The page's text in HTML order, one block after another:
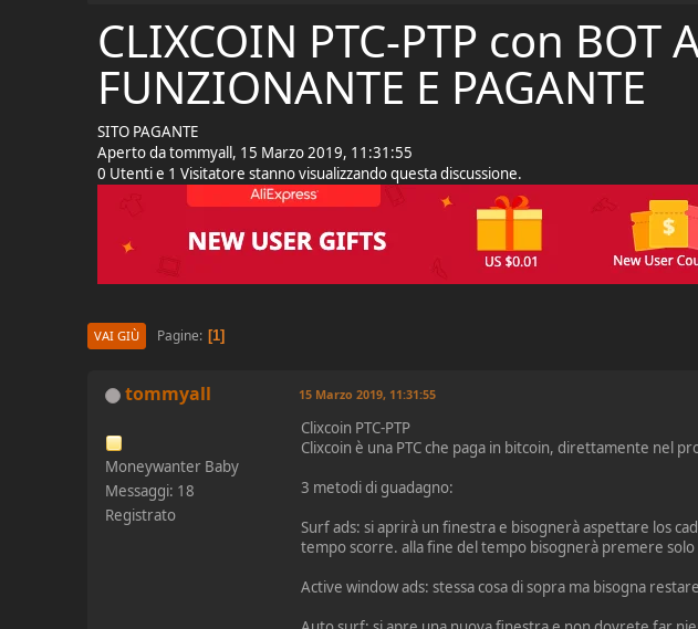
CLIXCOIN PTC-PTP con BOT
FUNZIONANTE E PAGANTE
SITO PAGANTE
Aperto da tommyall, 15 Marzo 2019, 11:31:55
0 Utenti e 1 Visitatore stanno visualizzando questa discussione.
VAI GIÙ Pagine 1
tommyall
Moneywanter Baby
Messaggi: 18
Registrato
15 Marzo 2019, 11:31:55
Clixcoin PTC-PTP
Clixcoin è una PTC che paga in bitcoin, direttamente nel
3 metodi di guadagno:
Surf ads: si aprirà un finestra e bisognerà aspettare los
tempo scorre. alla fine del tempo bisognerà premere solo
Active window ads: stessa cosa di sopra ma bisogna